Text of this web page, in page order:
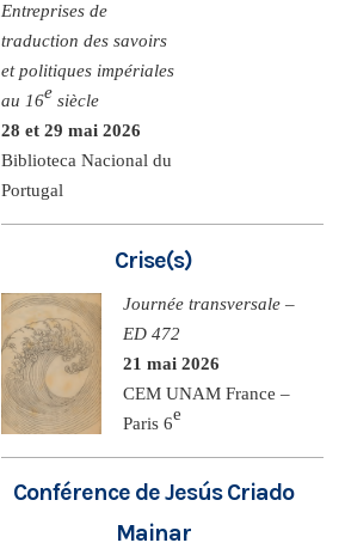
Entreprises de
traduction des savoirs
et politiques impériales
au 16e siècle
28 et 29 mai 2026
Biblioteca Nacional du
Portugal
Crise(s)
Journée transversale –
ED 472
21 mai 2026
CEM UNAM France –
Paris 6e
Conférence de Jesús Criado
Mainar